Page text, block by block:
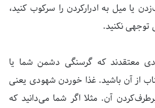
یا میل به ادرارکردن را سرکوب کنید،
توجهی نکنید.
معتقدند که گرسنگی دشمن شما یا
از آن باشید. غذا خوردن شهودی یعنی
آن. مثلا اگر شما می‌دانید که